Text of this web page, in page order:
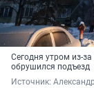
Сегодня утром из-
обрушился подъезд
Источник: